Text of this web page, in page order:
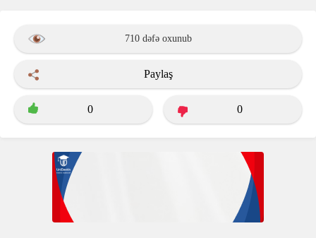
710 dəfə oxunub
Paylaş
0 0